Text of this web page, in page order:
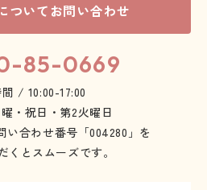
ついてお問い合わせ
85-0669
/ 10:00-17:00
・祝日・第2火曜日
い合わせ番号「004280」を
くとスムーズです。